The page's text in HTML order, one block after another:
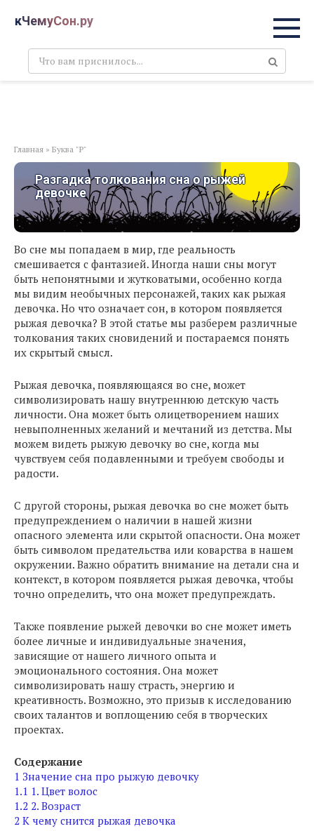
кЧемуСон.ру
Поиск:
Главная » Буква "Р"
Разгадка толкования сна о рыжей
девочке
Во сне мы попадаем в мир, где реальность
смешивается с фантазией. Иногда наши сны могут
быть непонятными и жутковатыми, особенно когда
мы видим необычных персонажей, таких как рыжая
девочка. Но что означает сон, в котором появляется
рыжая девочка? В этой статье мы разберем различные
толкования таких сновидений и постараемся понять
их скрытый смысл.
Рыжая девочка, появляющаяся во сне, может
символизировать нашу внутреннюю детскую часть
личности. Она может быть олицетворением наших
невыполненных желаний и мечтаний из детства. Мы
можем видеть рыжую девочку во сне, когда мы
чувствуем себя подавленными и требуем свободы и
радости.
С другой стороны, рыжая девочка во сне может быть
предупреждением о наличии в нашей жизни
опасного элемента или скрытой опасности. Она может
быть символом предательства или коварства в нашем
окружении. Важно обратить внимание на детали сна и
контекст, в котором появляется рыжая девочка, чтобы
точно определить, что она может предупреждать.
Также появление рыжей девочки во сне может иметь
более личные и индивидуальные значения,
зависящие от нашего личного опыта и
эмоционального состояния. Она может
символизировать нашу страсть, энергию и
креативность. Возможно, это призыв к исследованию
своих талантов и воплощению себя в творческих
проектах.
Содержание
1 Значение сна про рыжую девочку
1.1 1. Цвет волос
1.2 2. Возраст
2 К чему снится рыжая девочка